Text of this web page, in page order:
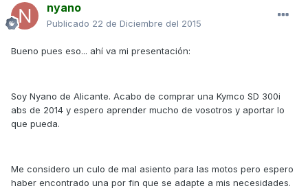
nyano
Publicado 22 de Diciembre del 2015
Bueno pues eso... ahí va mi presentación:
Soy Nyano de Alicante. Acabo de comprar una Kymco SD 300i
abs de 2014 y espero aprender mucho de vosotros y aportar lo
que pueda.
Me considero un culo de mal asiento para las motos pero espero
haber encontrado una por fin que se adapte a mis necesidades.